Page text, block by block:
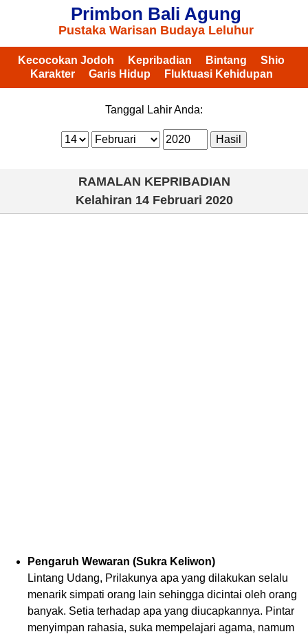
Primbon Bali Agung
Pustaka Warisan Budaya Leluhur
Kecocokan Jodoh Kepribadian Bintang
Shio
Karakter
Garis Hidup Fluktuasi Kehidupan
Tanggal Lahir Anda:
RAMALAN KEPRIBADIAN
Kelahiran 14 Februari 2020
Pengaruh Wewaran (Sukra Keliwon)
Lintang Udang, Prilakunya apa yang dilakukan selalu
menarik simpati orang lain sehingga dicintai oleh orang
banyak. Setia terhadap apa yang diucapkannya. Pintar
menyimpan rahasia, suka mempelajari agama, namum